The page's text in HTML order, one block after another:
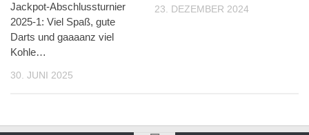
Jackpot-Abschlussturnier
2025-1: Viel Spaß, gute
Darts und gaaaanz viel
Kohle…
30. JUNI 2025
23. DEZEMBER 2024